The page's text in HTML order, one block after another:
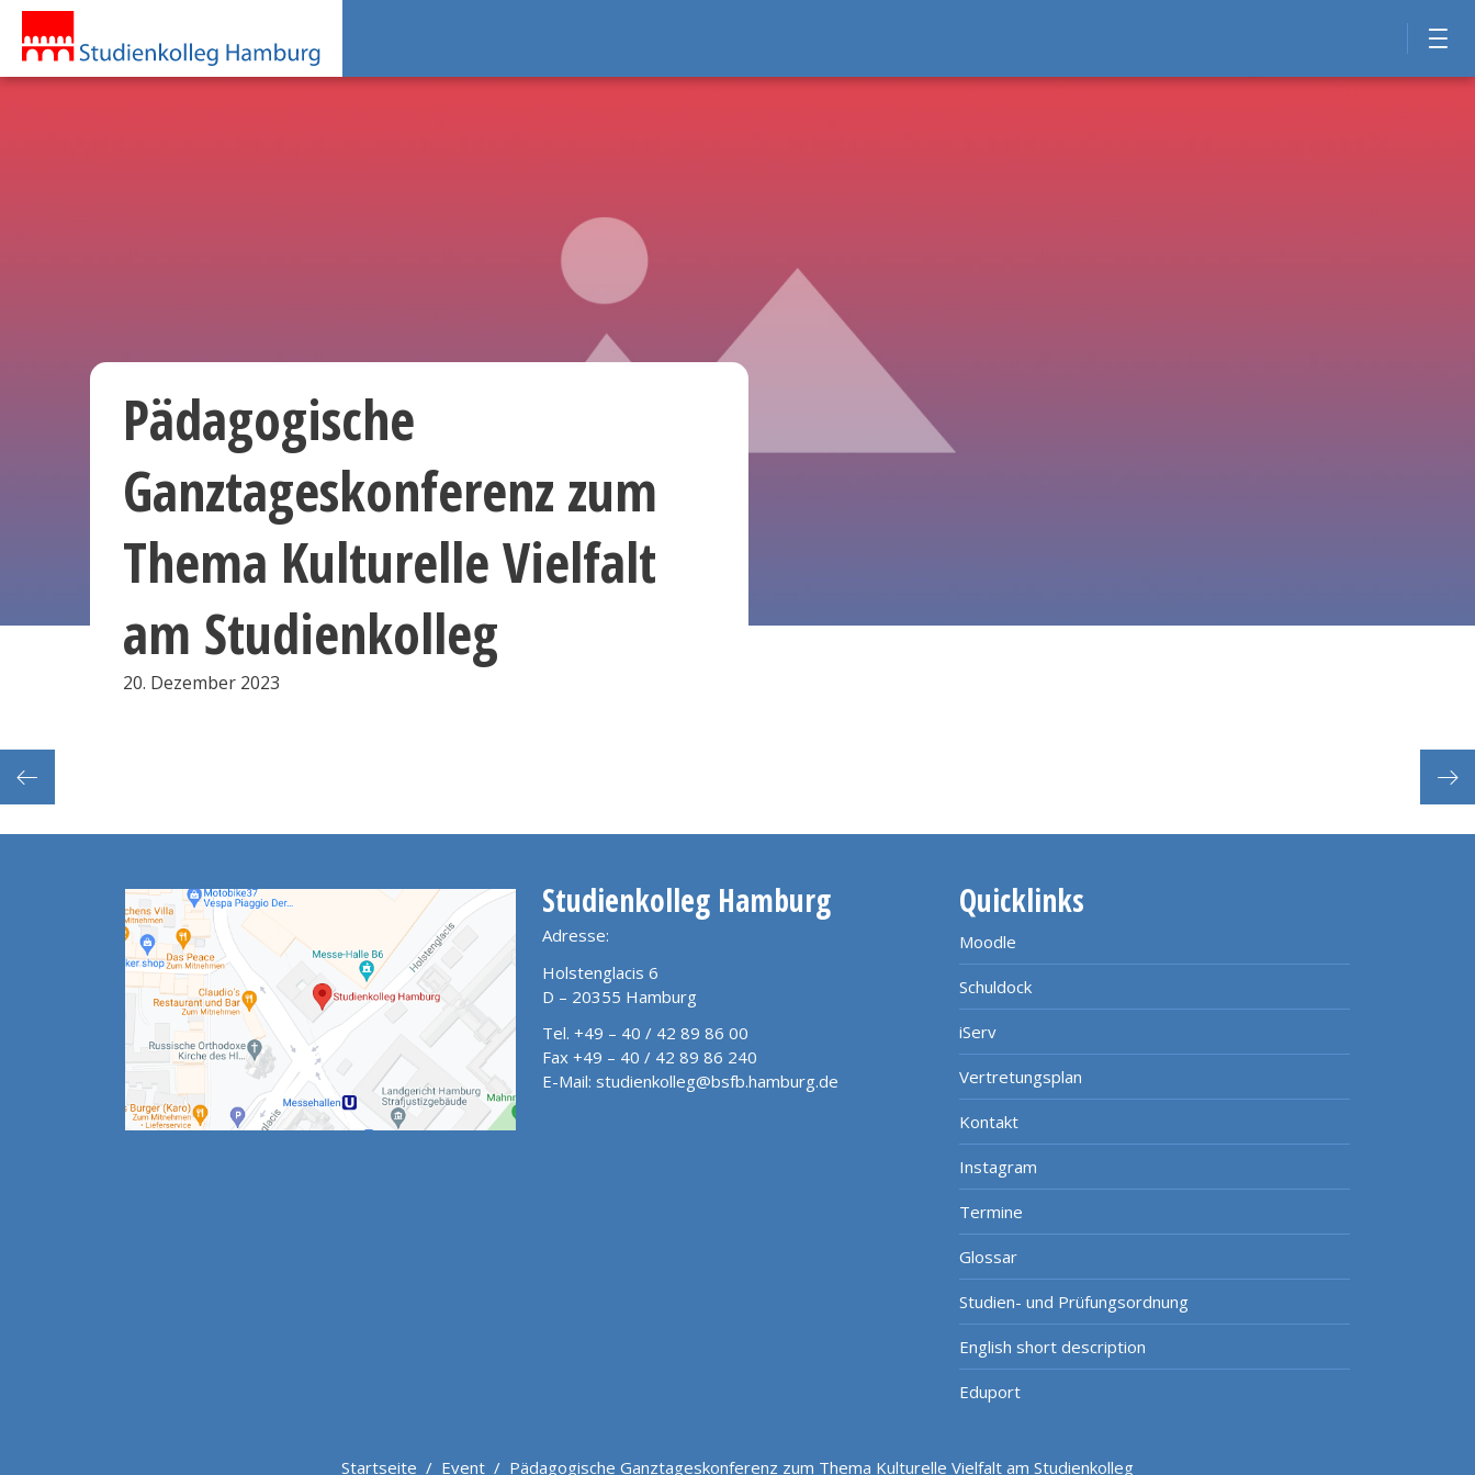
Frist: Abgabe der Prüfungsvorschläge an Vorsitz
Pädagogische
Ganztageskonferenz zum
Thema Kulturelle Vielfalt
am Studienkolleg
20. Dezember 2023
Studienkolleg Hamburg
Adresse:
Holstenglacis 6
D – 20355 Hamburg
Tel. +49 – 40 / 42 89 86 00
Fax +49 – 40 / 42 89 86 240
E-Mail: studienkolleg@bsfb.hamburg.de
Quicklinks
Moodle
Schuldock
iServ
Vertretungsplan
Kontakt
Instagram
Termine
Glossar
Studien- und Prüfungsordnung
English short description
Eduport
Startseite / Event / Pädagogische Ganztageskonferenz zum Thema Kulturelle Vielfalt am Studienkolleg